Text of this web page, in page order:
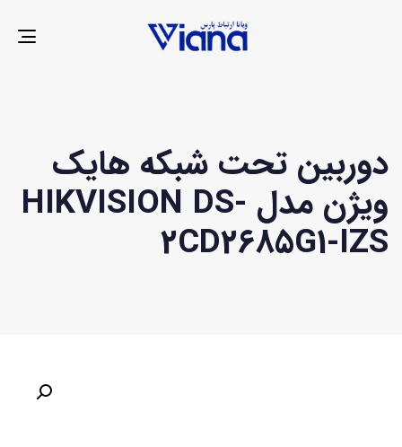
دوربین تحت شبکه هایک
ویژن مدل HIKVISION DS-
2CD2685G1-IZS